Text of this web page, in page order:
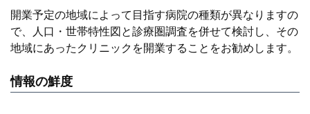
開業予定の地域によって目指す病院の種類が異なりますの
で、人口・世帯特性図と診療圏調査を併せて検討し、その
地域にあったクリニックを開業することをお勧めします。
情報の鮮度